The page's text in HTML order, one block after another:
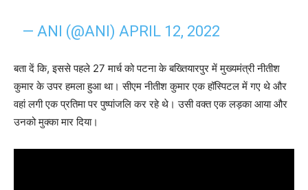
— ANI (@ANI)APRIL 12, 2022
बता दें कि, इससे पहले 27 मार्च को पटना के बख्तियारपुर में मुख्यमंत्री नीतीश
कुमार के उपर हमला हुआ था। सीएम नीतीश कुमार एक हॉस्पिटल में गए थे और
वहां लगी एक प्रतिमा पर पुष्पांजलि कर रहे थे। उसी वक्त एक लड़का आया और
उनको मुक्का मार दिया।